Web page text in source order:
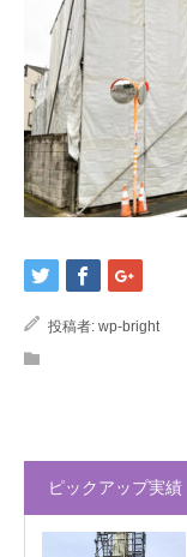
投稿者: wp-bright
ピックアップ実績
採用情報
会社概要